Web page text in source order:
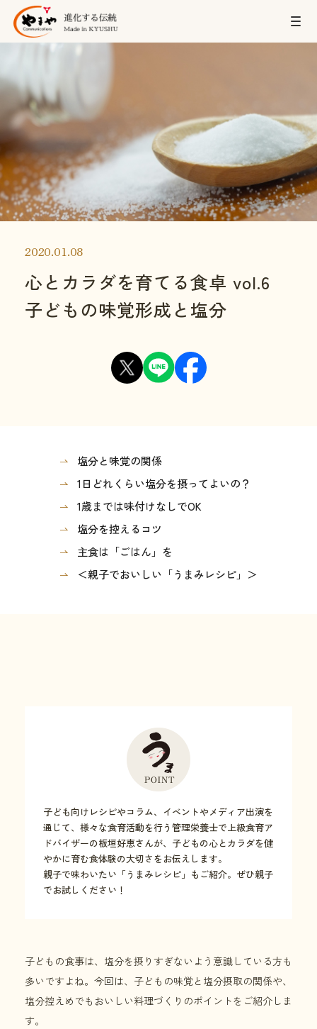
2020.01.08
心とカラダを育てる食卓 vol.6
子どもの味覚形成と塩分
塩分と味覚の関係
1日どれくらい塩分を摂ってよいの？
1歳までは味付けなしでOK
塩分を控えるコツ
主食は「ごはん」を
＜親子でおいしい「うまみレシピ」＞
子ども向けレシピやコラム、イベントやメディア出演を
通じて、様々な食育活動を行う管理栄養士で上級食育ア
ドバイザーの板垣好恵さんが、子どもの心とカラダを健
やかに育む食体験の大切さをお伝えします。
親子で味わいたい「うまみレシピ」もご紹介。ぜひ親子
でお試しください！
子どもの食事は、塩分を摂りすぎないよう意識している方も
多いですよね。今回は、子どもの味覚と塩分摂取の関係や、
塩分控えめでもおいしい料理づくりのポイントをご紹介しま
す。